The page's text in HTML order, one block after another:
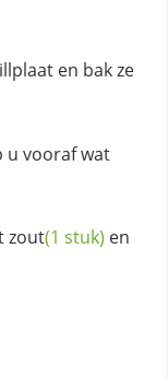
en bak ze
u vooraf wat
zout(1 stuk) en